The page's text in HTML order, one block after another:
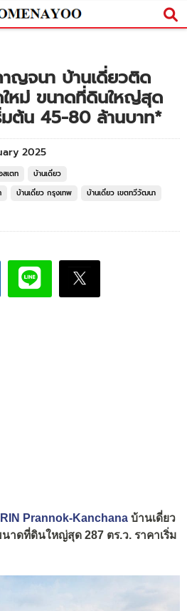
าญจนา บ้านเดี่ยวติด
หม่ ขนาดที่ดินใหญ่สุด
มต้น 45-80 ล้านบาท*
2025
เตท
บ้านเดี่ยว
บ้านเดี่ยว กรุงเทพ
บ้านเดี่ยว เขตทวีวัฒนา
Prannok-Kanchana บ้านเดี่ยว
าดที่ดินใหญ่สุด 287 ตร.ว. ราคาเริ่ม